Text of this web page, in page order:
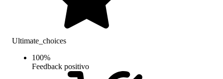
Ultimate_choices
100%
Feedback positivo